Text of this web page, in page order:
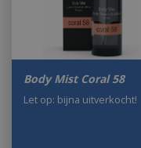
Body Mist Coral 58
Let op: bijna uitverkocht!